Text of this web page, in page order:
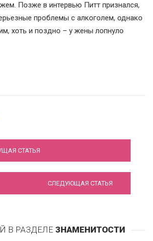
Позже в интервью Питт признался,
проблемы с алкоголем, однако
хоть и поздно – у жены лопнуло
Спирс в рваных
СТАТЬЯ
стебном клипе Джигана, Гуфа,
СЛЕДУЮЩАЯ СТАТЬЯ
В РАЗДЕЛЕ ЗНАМЕНИТОСТИ